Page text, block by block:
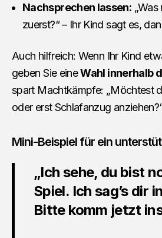
Nachsprechen lassen:
zuerst?“ – Ihr Kind sagt es,
Auch hilfreich: Wenn Ihr Kind
geben Sie eineWahl innerhalb
spart Machtkämpfe: „Möchtest
oder erst Schlafanzug
Mini-Beispiel für ein
„Ich sehe, du bist
Spiel. Ich sag’s dir
Bitte komm jetzt